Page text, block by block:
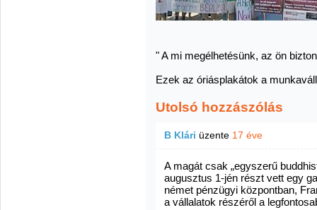
" A mi megélhetésünk, az ön
Ezek az óriásplakátok a
Utolsó hozzászólás
B Klári üzente 17 éve
A magát csak „egyszerű
augusztus 1-jén részt vett egy
német pénzügyi központban,
a vállalatok részéről a